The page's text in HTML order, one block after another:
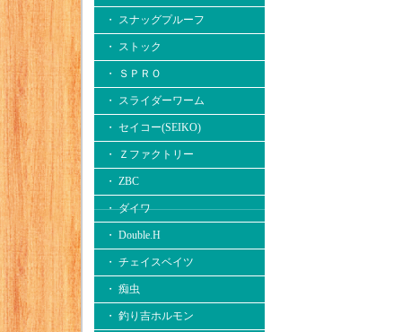
・ スナッグプルーフ
・ ストック
・ ＳＰＲＯ
・ スライダーワーム
・ セイコー(SEIKO)
・ Ｚファクトリー
・ ZBC
・ ダイワ
・ Double.H
・ チェイスベイツ
・ 痴虫
・ 釣り吉ホルモン